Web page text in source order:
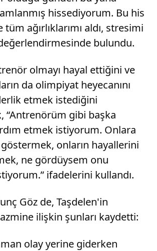
hissediyorum. Bu his
ağırlıklarımı aldı, stresimi
bulundu.
olmayı hayal ettiğini ve
da olimpiyat heyecanını
etmek istediğini
“Antrenörüm gibi başka
etmek istiyorum. Onlara
onların hayallerini
ne gördüysem onu
ifadelerini kullandı.
Göz de, Taşdelen'in
ilişkin şunları kaydetti:
olay yerine giderken